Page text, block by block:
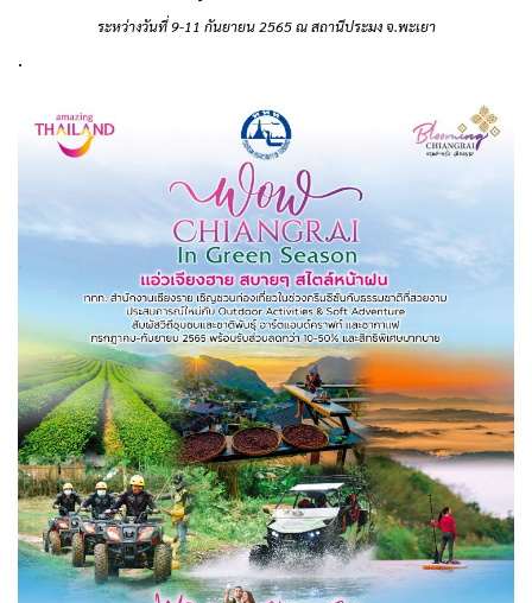
ระหว่างวันที่ 9-11 กันยายน 2565 ณ สถานีประมง จ.พะเยา
.